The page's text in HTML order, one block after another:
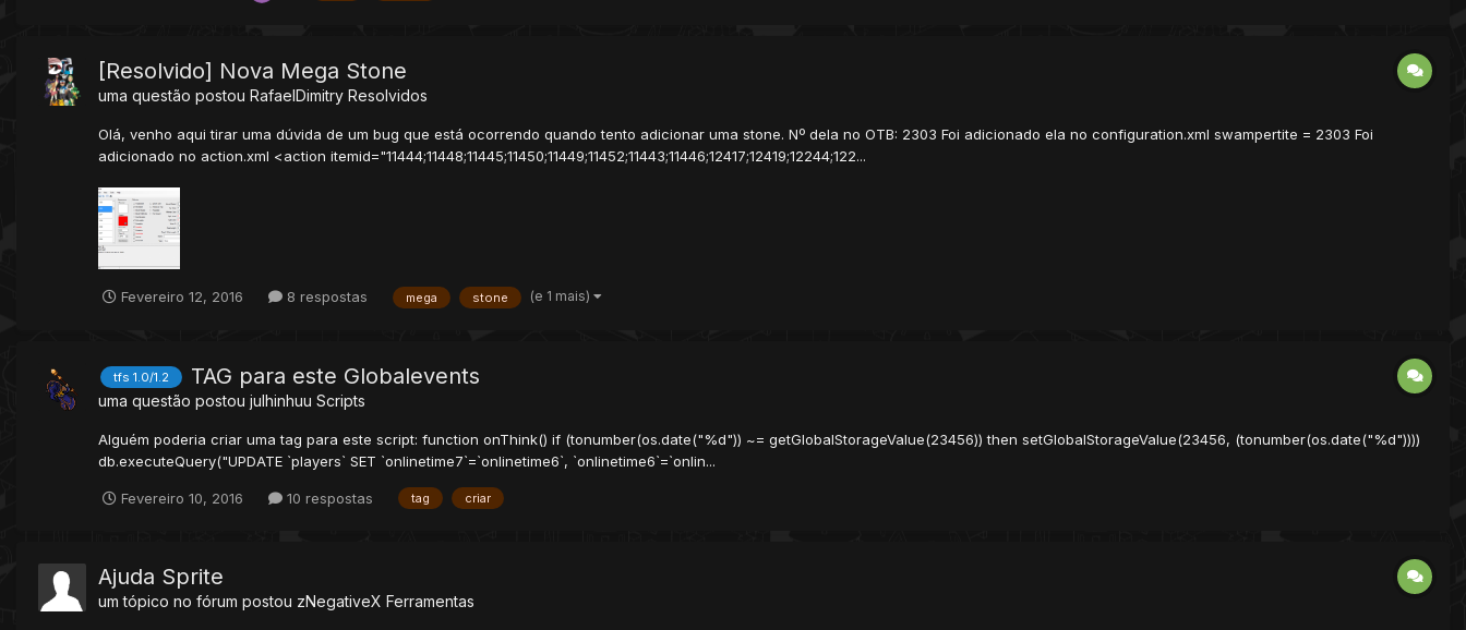
[Resolvido] Nova Mega Stone
uma questão postou RafaelDimitry Resolvidos
Olá, venho aqui tirar uma dúvida de um bug que está ocorrendo quando tento adicionar uma stone. Nº dela no OTB: 2303 Foi adicionado ela no configuration.xml swampertite = 2303 Foi
adicionado no action.xml <action itemid="11444;11448;11445;11450;11449;11452;11443;11446;12417;12419;12244;122...
Fevereiro 12, 2016 8 respostas mega stone (e 1 mais)
tfs 1.0/1.2 TAG para este Globalevents
uma questão postou julhinhuu Scripts
Alguém poderia criar uma tag para este script: function onThink() if (tonumber(os.date("%d")) ~= getGlobalStorageValue(23456)) then setGlobalStorageValue(23456, (tonumber(os.date("%d"))))
db.executeQuery("UPDATE `players` SET `onlinetime7`=`onlinetime6`, `onlinetime6`=`onlin...
Fevereiro 10, 2016 10 respostas tag criar
Ajuda Sprite
um tópico no fórum postou zNegativeX Ferramentas